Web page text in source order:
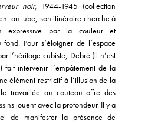
noir, 1944-1945 (collection
au tube, son itinéraire cherche à
expressive par la couleur et
Pour s’éloigner de l’espace
l’héritage cubiste, Debré (il n’est
intervenir l’empâtement de la
élément restrictif à l’illusion de la
travaillée au couteau offre des
jouent avec la profondeur. Il y a
de manifester la présence de